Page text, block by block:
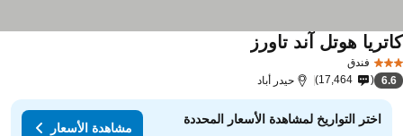
فندق
هوتل آند تاورزمشاهدة الأسعار
6.6
17,464 حيدر أباد
اختر التواريخ لمشاهدة الأسعار المحددة
مشاهدة الأسعار